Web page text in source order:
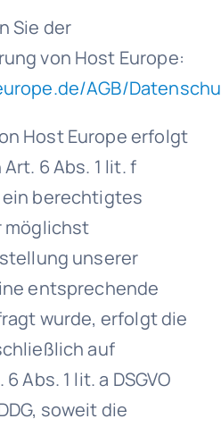
Sie der
von Host Europe:
AGB/
Host Europe erfolgt
6 Abs. 1 lit. f
ein berechtigtes
möglichst
unserer
entsprechende
wurde, erfolgt die
auf
Abs. 1 lit. a DSGVO
soweit die